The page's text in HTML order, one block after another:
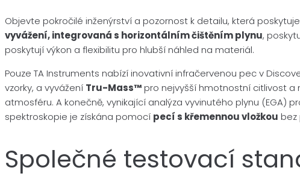
Objevte pokročilé inženýrství a pozornost k detailu, která
vyvážení, integrovaná s horizontálním čištěním plynu,
poskytují výkon a flexibilitu pro hlubší náhled na materiál.
Pouze TA Instruments nabízí inovativní infračervenou pec v
vzorky, a vyvážení Tru-Mass™pro nejvyšší hmotnostní citlivost a
atmosféru. A konečně, vynikající analýza vyvinutého plynu
spektroskopie je získána pomocí pecí s křemennou vložkou bez
Společné testovací